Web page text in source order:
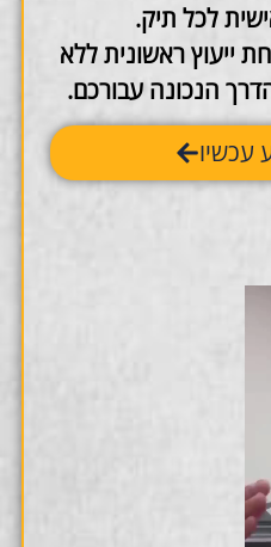
לכל תיק.
ייעוץ ראשונית ללא
הנכונה עבורכם.
עכשיו